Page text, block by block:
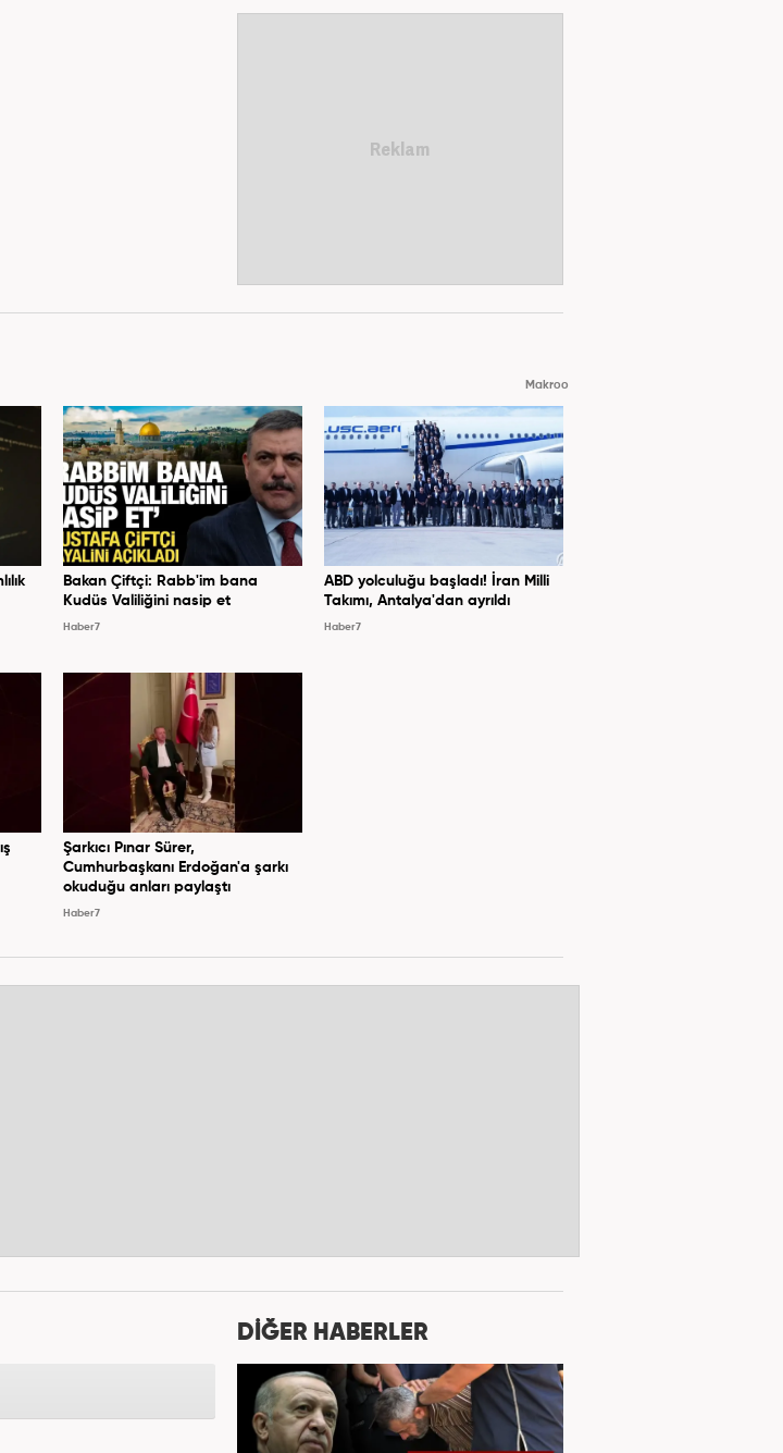
Makroo
Bakan Çiftçi: Rabb'im bana
Kudüs Valiliğini nasip et
Haber7
ABD yolculuğu başladı! İran Milli
Takımı, Antalya'dan ayrıldı
Haber7
Şarkıcı Pınar Sürer,
Cumhurbaşkanı Erdoğan'a şarkı
okuduğu anları paylaştı
Haber7
DİĞER HABERLER